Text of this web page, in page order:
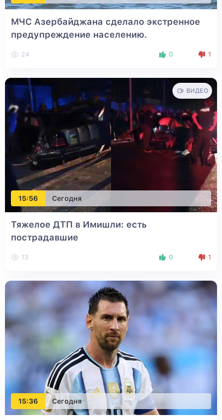
МЧС Азербайджана сделало экстренное
предупреждение населению.
24 0 1
15:56 Сегодня
ВИДЕО
Тяжелое ДТП в Имишли: есть
пострадавшие
13 0 1
15:36 Сегодня